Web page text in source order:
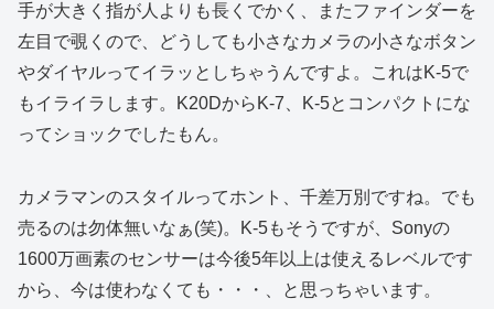
手が大きく指が人よりも長くでかく、またファインダーを
左目で覗くので、どうしても小さなカメラの小さなボタン
やダイヤルってイラッとしちゃうんですよ。これはK-5で
もイライラします。K20DからK-7、K-5とコンパクトにな
ってショックでしたもん。
カメラマンのスタイルってホント、千差万別ですね。でも
売るのは勿体無いなぁ(笑)。K-5もそうですが、Sonyの
1600万画素のセンサーは今後5年以上は使えるレベルです
から、今は使わなくても・・・、と思っちゃいます。